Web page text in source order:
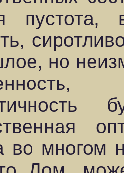
пустота,
но
во многом